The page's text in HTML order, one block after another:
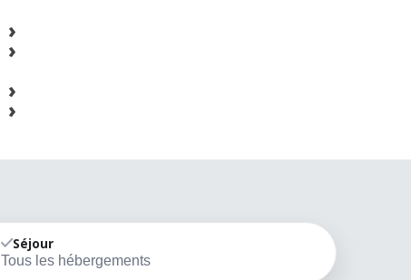
Séjour
Tous les hébergements